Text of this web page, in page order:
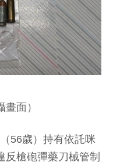
面）
56歲）持有依託咪
槍砲彈藥刀械管制